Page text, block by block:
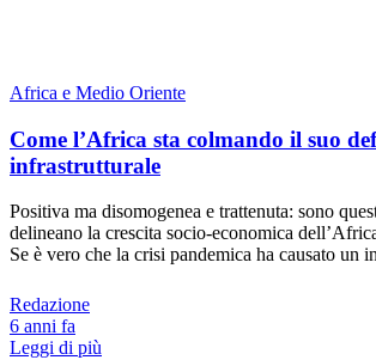
Africa e Medio Oriente
Come l’Africa sta colmando il suo
infrastrutturale
Positiva ma disomogenea e trattenuta: sono
delineano la crescita socio-economica
Se è vero che la crisi pandemica ha causato un
Redazione
6 anni fa
Leggi di più